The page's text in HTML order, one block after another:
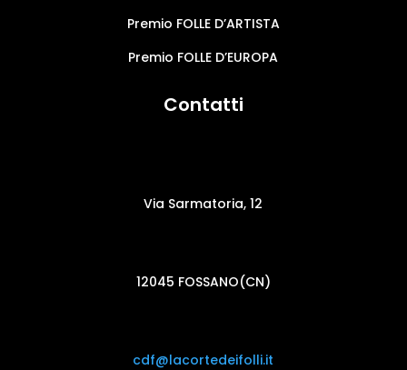
Premio FOLLE D’ARTISTA
Premio FOLLE D’EUROPA
Contatti
Via Sarmatoria, 12
12045 FOSSANO(CN)
cdf@lacortedeifolli.it